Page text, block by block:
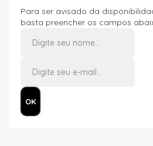
Para ser avisado da
basta preencher os campos